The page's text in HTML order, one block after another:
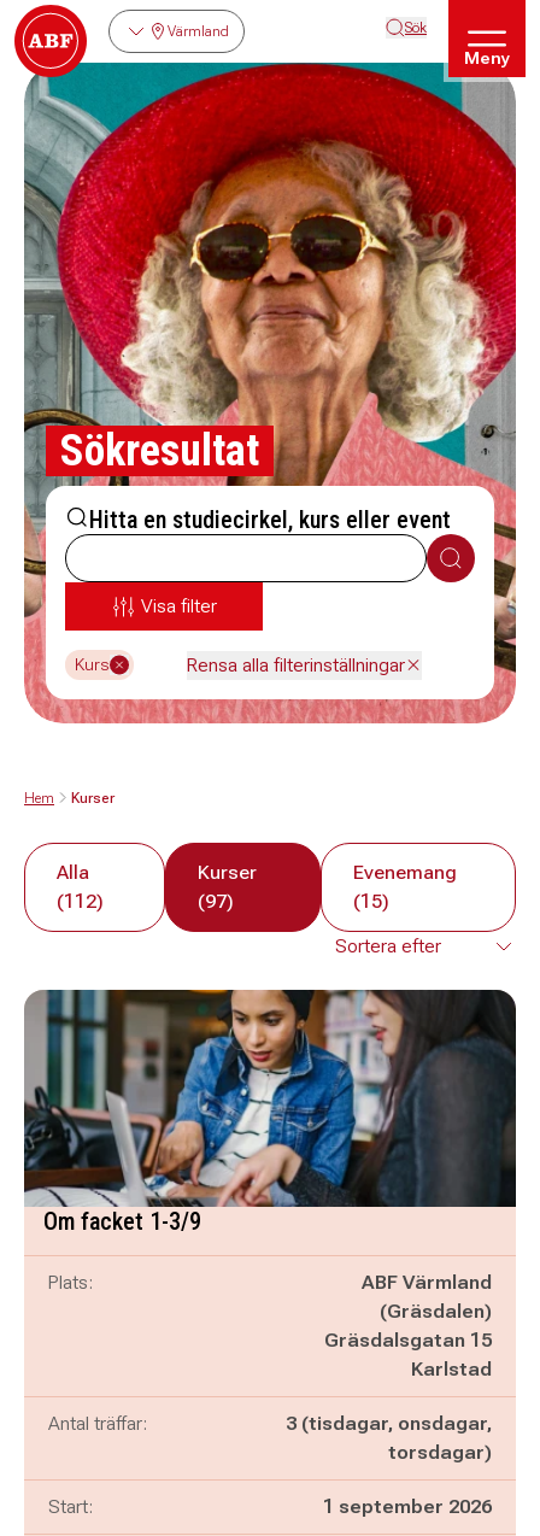
Värmland Sök
Meny
Sökresultat
Hitta en studiecirkel, kurs eller event
Sök
Visa filter
Kurs Rensa alla filterinställningar
Hem Kurser
Alla
(112)
Kurser
(97)
Evenemang
(15)
Om facket 1-3/9
Plats:
ABF Värmland
(Gräsdalen)
Gräsdalsgatan 15
Karlstad
Antal träffar:
3 (tisdagar, onsdagar,
torsdagar)
Start: 1 september 2026